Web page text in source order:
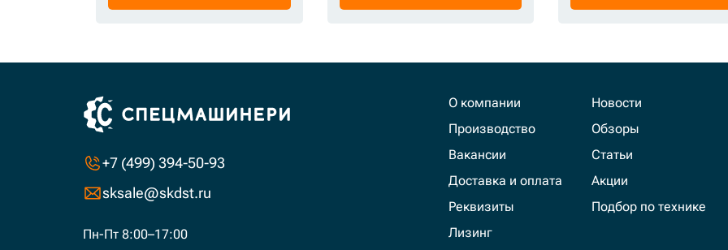
+7 (499) 394-50-93
sksale@skdst.ru
Пн-Пт 8:00–17:00
О компании
Производство
Вакансии
Доставка и оплата
Реквизиты
Лизинг
Новости
Обзоры
Статьи
Акции
Подбор по технике